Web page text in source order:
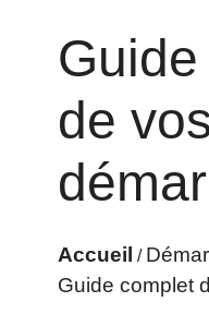
de
Accueil /
Guide complet